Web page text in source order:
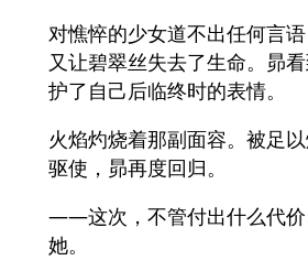
对憔悴的少女道不出任何言
又让碧翠丝失去了生命。昴
护了自己后临终时的表情。
火焰灼烧着那副面容。被足
驱使，昴再度回归。
――这次，不管付出什么代价
她。